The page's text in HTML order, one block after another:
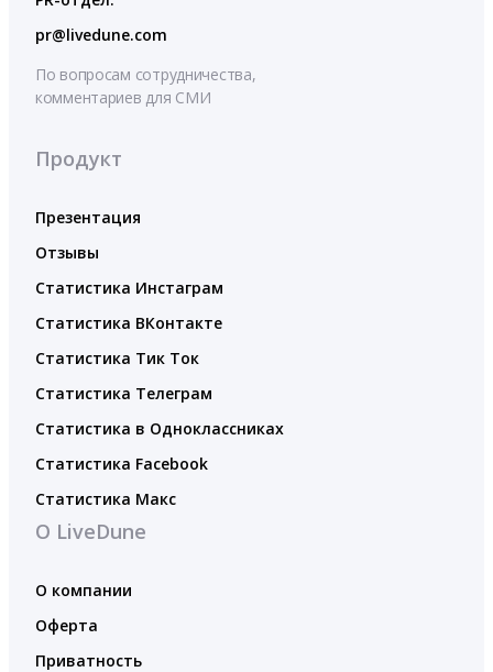
pr@livedune.com
По вопросам сотрудничества,
комментариев для СМИ
Продукт
Презентация
Отзывы
Статистика Инстаграм
Статистика ВКонтакте
Статистика Тик Ток
Статистика Телеграм
Статистика в Одноклассниках
Статистика Facebook
Статистика Макс
О LiveDune
О компании
Оферта
Приватность